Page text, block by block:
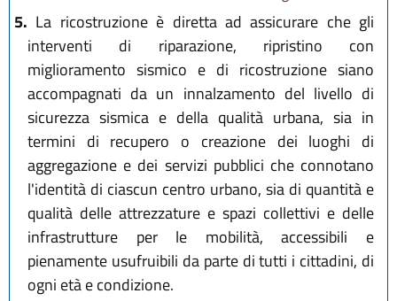
5. La ricostruzione è diretta ad assicurare che gli
interventi di riparazione, ripristino con
miglioramento sismico e di ricostruzione siano
accompagnati da un innalzamento del livello di
sicurezza sismica e della qualità urbana, sia in
termini di recupero o creazione dei luoghi di
aggregazione e dei servizi pubblici che connotano
l'identità di ciascun centro urbano, sia di quantità e
qualità delle attrezzature e spazi collettivi e delle
infrastrutture per le mobilità, accessibili e
pienamente usufruibili da parte di tutti i cittadini, di
ogni età e condizione.